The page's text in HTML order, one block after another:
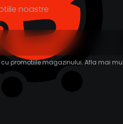
noastre
promotiile magazinului. Afla mai